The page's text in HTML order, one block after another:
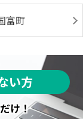
富町
い方
け！